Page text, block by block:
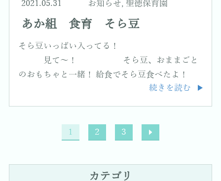
2021.05.31 お知らせ, 聖徳保育園
あか組 食育 そら豆
そら豆いっぱい入ってる！
見て～！ そら豆、おままごと
のおもちゃと一緒！ 給食でそら豆食べたよ！
続きを読む
1 2 3
カテゴリ